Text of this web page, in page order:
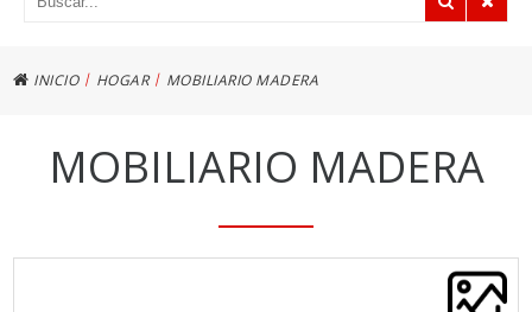
INICIO | HOGAR | MOBILIARIO MADERA
MOBILIARIO MADERA